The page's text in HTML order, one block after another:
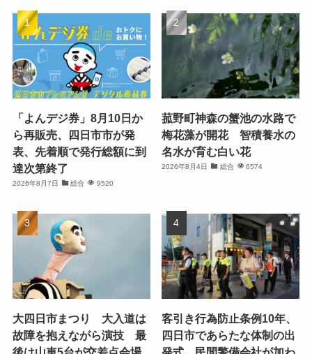
「よんデジ券」8月10日か
ら再販売、四日市市が発
表、先着順で発行総額に到
達次第終了
2026年8月7日 総合 9520
菰野町神森の蟹池の水路で
梅花藻が開花 智積養水の
名水が育む白い花
2026年8月4日 総合 6574
大四日市まつり 大入道は
故障を抱えながら演技 最
客引き行為防止条例10年、
四日市であらたな体制の出